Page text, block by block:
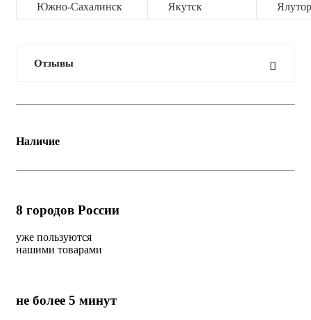
Южно-Сахалинск Якутск
Отзывы
Наличие
8 городов России
уже пользуются
нашими товарами
не более 5 минут